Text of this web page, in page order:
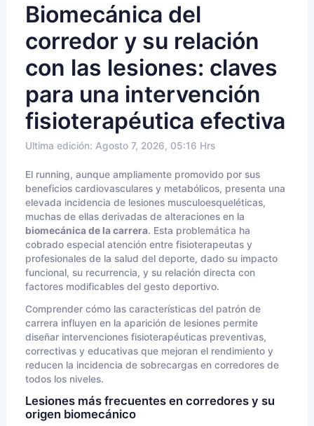
Biomecánica del
corredor y su relación
con las lesiones: claves
para una intervención
fisioterapéutica efectiva
Ultima edición: Agosto 7, 2026, 05:16 Hrs
El running, aunque ampliamente promovido por sus
beneficios cardiovasculares y metabólicos, presenta una
elevada incidencia de lesiones musculoesqueléticas,
muchas de ellas derivadas de alteraciones en la
biomecánica de la carrera. Esta problemática ha
cobrado especial atención entre fisioterapeutas y
profesionales de la salud del deporte, dado su impacto
funcional, su recurrencia, y su relación directa con
factores modificables del gesto deportivo.
Comprender cómo las características del patrón de
carrera influyen en la aparición de lesiones permite
diseñar intervenciones fisioterapéuticas preventivas,
correctivas y educativas que mejoran el rendimiento y
reducen la incidencia de sobrecargas en corredores de
todos los niveles.
Lesiones más frecuentes en corredores y su
origen biomecánico